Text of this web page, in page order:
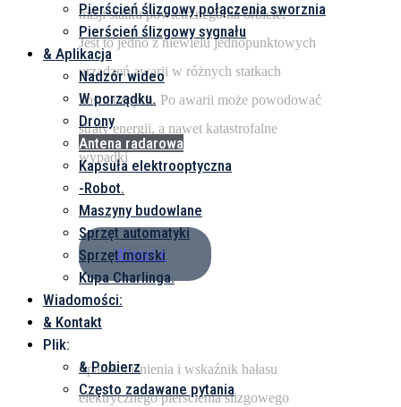
Pierścień ślizgowy połączenia sworznia
Pierścień ślizgowy sygnału
& Aplikacja
Nadzór wideo
W porządku.
Drony
Antena radarowa
Kapsuła elektrooptyczna
-Robot.
Maszyny budowlane
Sprzęt automatyki
Sprzęt morski
Kupa Charlinga.
Wiadomości:
& Kontakt
Plik:
& Pobierz
Często zadawane pytania
misji statku powietrznego na orbicie.
Jest to jedno z niewielu jednopunktowych
urządzeń awarii w różnych statkach
kosmicznych. Po awarii może powodować
straty energii, a nawet katastrofalne
wypadki
Więcej +
Spadek ciśnienia i wskaźnik hałasu
elektrycznego pierścienia ślizgowego